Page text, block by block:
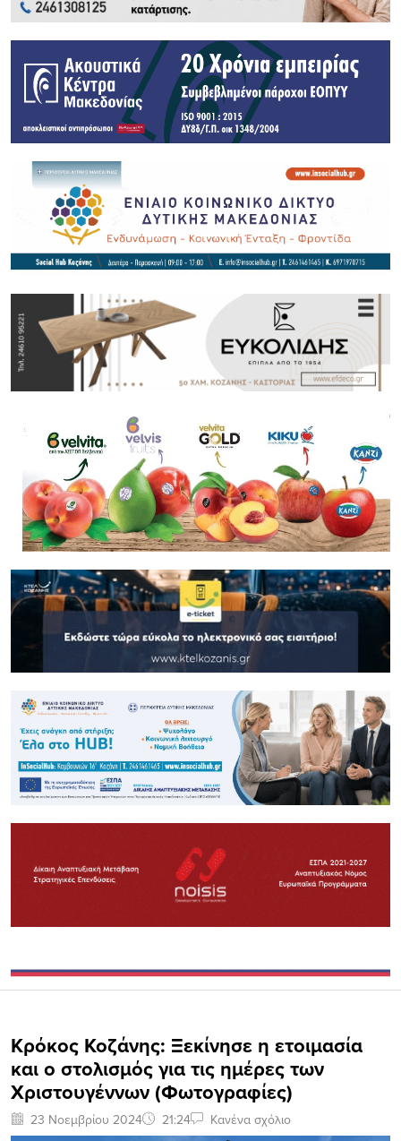
Κρόκος Κοζάνης: Ξεκίνησε η ετοιμασία
και ο στολισμός για τις ημέρες των
Χριστουγέννων (Φωτογραφίες)
23 Νοεμβρίου 2024 21:24 Κανένα σχόλιο